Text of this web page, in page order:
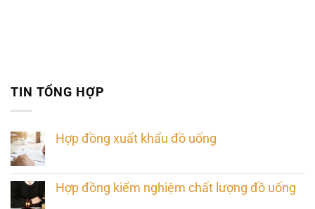
TIN TỔNG HỢP
Hợp đồng xuất khẩu đồ uống
Hợp đồng kiểm nghiệm chất lượng đồ uống